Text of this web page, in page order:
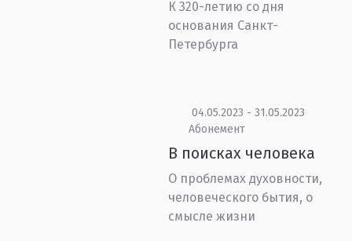
К 320-летию со дня
основания Санкт-
Петербурга
04.05.2023 - 31.05.2023
Абонемент
В поисках человека
О проблемах духовности,
человеческого бытия, о
смысле жизни